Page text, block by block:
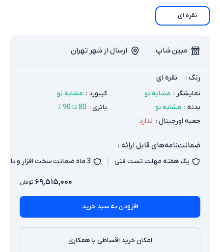
نقره ای
مبین شاپ ارسال از شهر تهران
رنگ : نقره ای
نمایشگر : مشابه نو کیبورد : مشابه نو
بدنه : مشابه نو باتری : 80 تا 90 ٪
جعبه اورجینال : ندارد
ضمانت‌نامه‌های قابل ارائه :
یک هفته مهلت تست فنی 3 ماه ضمانت سخت افزار و باتری
۶۹,۵۱۵,۰۰۰ تومان
افزودن به سبد خرید
امکان خرید اقساطی با همکاری